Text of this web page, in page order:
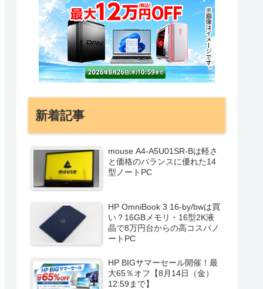
新着記事
mouse A4-A5U01SR-Bは軽さ
と価格のバランスに優れた14
型ノートPC
HP OmniBook 3 16-by/bwは買
い？16GBメモリ・16型2K液
晶で8万円台からの高コスパノ
ートPC
HP BIGサマーセール開催！最
大65％オフ【8月14日（金）
12:59まで】